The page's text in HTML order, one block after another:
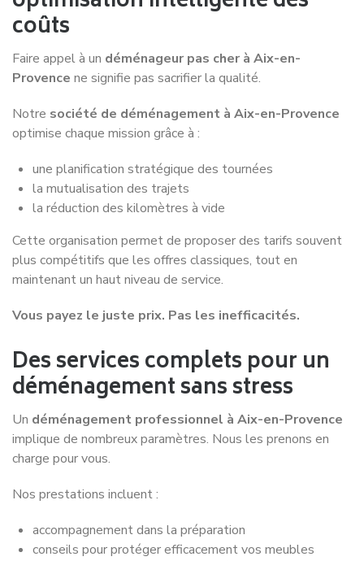
coûts
Faire appel à un déménageur pas cher à Aix-en-
Provence ne signifie pas sacrifier la qualité.
Notre société de déménagement à Aix-en-Provence
optimise chaque mission grâce à :
une planification stratégique des tournées
la mutualisation des trajets
la réduction des kilomètres à vide
Cette organisation permet de proposer des tarifs souvent
plus compétitifs que les offres classiques, tout en
maintenant un haut niveau de service.
Vous payez le juste prix. Pas les inefficacités.
Des services complets pour un
déménagement sans stress
Un déménagement professionnel à Aix-en-Provence
implique de nombreux paramètres. Nous les prenons en
charge pour vous.
Nos prestations incluent :
accompagnement dans la préparation
conseils pour protéger efficacement vos meubles